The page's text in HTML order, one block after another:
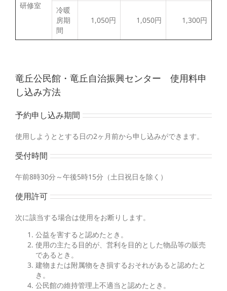
研修室
冷暖
房期
間
1,050円 1,050円 1,300円
竜丘公民館・竜丘自治振興センター 使用料申
し込み方法
予約申し込み期間
使用しようととする日の2ヶ月前から申し込みができます。
受付時間
午前8時30分～午後5時15分（土日祝日を除く）
使用許可
次に該当する場合は使用をお断りします。
公益を害すると認めたとき。
使用の主たる目的が、営利を目的とした物品等の販売
であるとき。
建物または附属物をき損するおそれがあると認めたと
き。
公民館の維持管理上不適当と認めたとき。